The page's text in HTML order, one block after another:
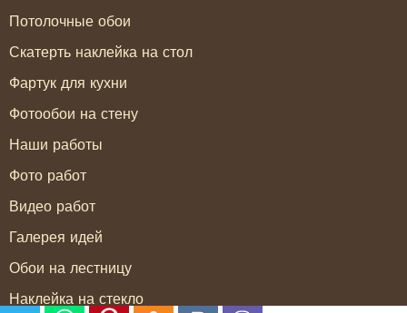
Потолочные обои
Скатерть наклейка на стол
Фартук для кухни
Фотообои на стену
Наши работы
Фото работ
Видео работ
Галерея идей
Обои на лестницу
Наклейка на стекло